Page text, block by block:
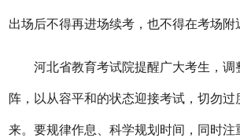
出场后不得再进场续考，也不得在考场附
河北省教育考试院提醒广大考生，调
阵，以从容平和的状态迎接考试，切勿过
来。要规律作息、科学规划时间，同时注